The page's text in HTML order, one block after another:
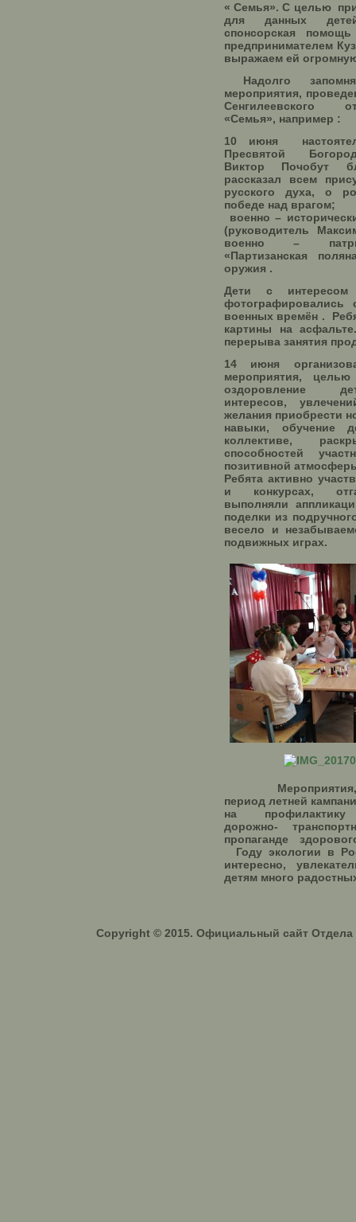
« Семья». С целью
для данных
спонсорская
предпринимателем
выражаем ей
Надолго
мероприятия,
Сенгилеевского
«Семья», например :
10 июня
Пресвятой
Виктор Почобут
рассказал всем
русского духа, о
победе над врагом;
военно –
(руководитель
военно –
«Партизанская
оружия .
Дети с интересом
фотографировались
военных времён .
картины на
перерыва занятия
14 июня
мероприятия,
оздоровление
интересов,
желания приобрести
навыки, обучение
коллективе,
способностей
позитивной
Ребята активно
и конкурсах,
выполняли
поделки из
весело и
подвижных играх.
Мероприятия,
период летней
на профилактику
дорожно-
пропаганде
Году экологии в
интересно,
детям много
Copyright © 2015. Официальный сайт